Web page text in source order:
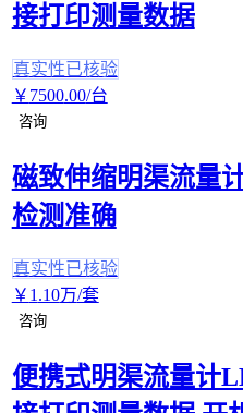
接打印测量数据
真实性已核验
￥ 7500.00/台
咨询
磁致伸缩明渠流量
检测准确
真实性已核验
￥ 1 .10万/套
咨询
便携式明渠流量计